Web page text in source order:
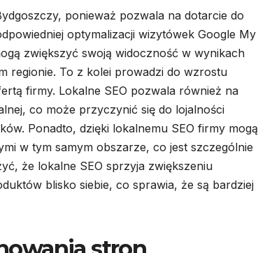
ponieważ pozwala na dotarcie do
optymalizacji wizytówek Google My
zwiększyć swoją widoczność w wynikach
regionie. To z kolei prowadzi do wzrostu
firmy. Lokalne SEO pozwala również na
co może przyczynić się do lojalności
Ponadto, dzięki lokalnemu SEO firmy mogą
w tym samym obszarze, co jest szczególnie
że lokalne SEO sprzyja zwiększeniu
blisko siebie, co sprawia, że są bardziej